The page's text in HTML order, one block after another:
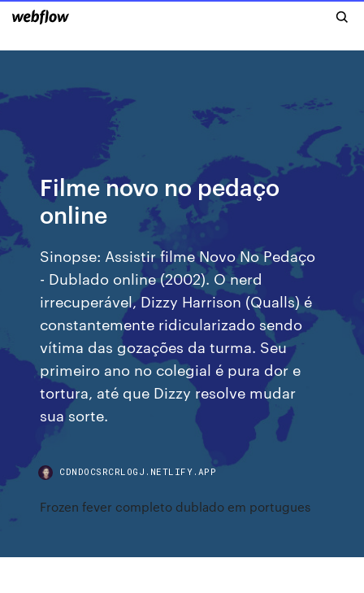
Filme novo no pedaço
online
Sinopse: Assistir filme Novo No Pedaço
- Dublado online (2002). O nerd
irrecuperável, Dizzy Harrison (Qualls) é
constantemente ridicularizado sendo
vítima das gozações da turma. Seu
primeiro ano no colegial é pura dor e
tortura, até que Dizzy resolve mudar
sua sorte.
CDNDOCSRCRLOGJ.NETLIFY.APP
Frozen fever completo dublado em portugues